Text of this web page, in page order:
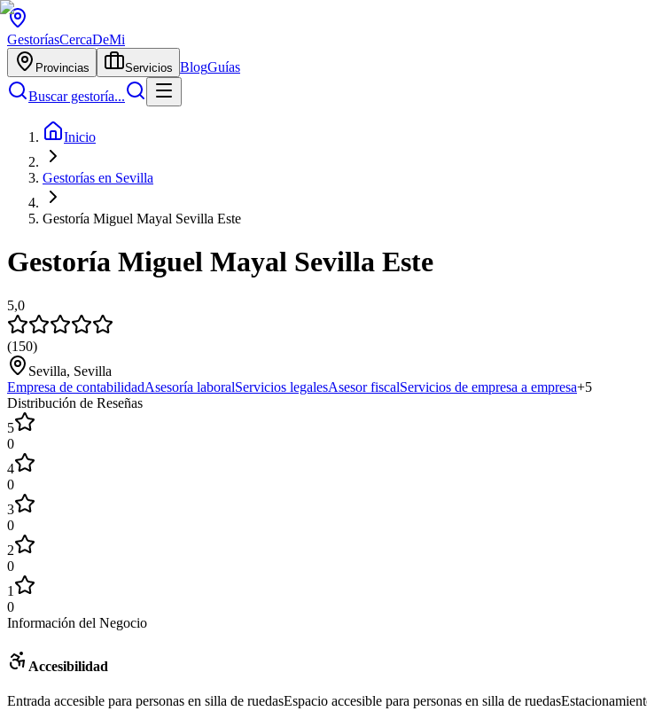
GestoríasCercaDeMi
Provincias Servicios BlogGuías
Buscar gestoría...
Inicio
Gestorías en Sevilla
Gestoría Miguel Mayal Sevilla Este
Gestoría Miguel Mayal Sevilla Este
5,0
(150)
Sevilla, Sevilla
Empresa de contabilidadAsesoría laboralServicios legalesAsesor fiscalServicios de empresa a empresa+5
Distribución de Reseñas
5
0
4
0
3
0
2
0
1
0
Información del Negocio
Accesibilidad
Entrada accesible para personas en silla de ruedasEspacio accesible para personas en silla de ruedas